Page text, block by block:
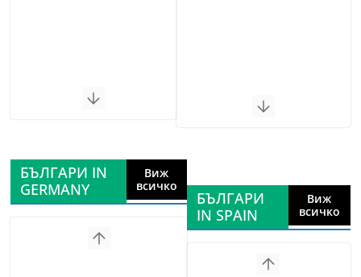
БЪЛГАРИ IN
GERMANY
Виж
всичко
БЪЛГАРИ
IN SPAIN
Виж
всичко